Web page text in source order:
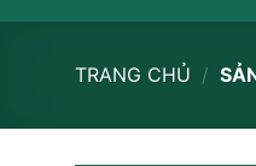
TRANG CHỦ /